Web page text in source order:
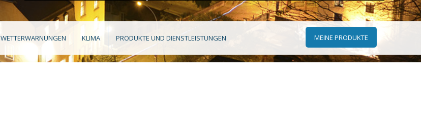
WETTERWARNUNGEN KLIMA PRODUKTE UND DIENSTLEISTUNGEN MEINE PRODUKTE